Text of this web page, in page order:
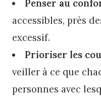
Penser au
accessibles, près
excessif.
Prioriser les
veiller à ce que
personnes avec